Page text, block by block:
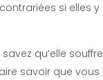
si elles
qu’elle
savoir que